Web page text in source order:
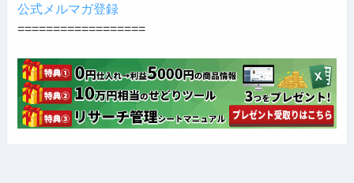
公式メルマガ登録
==================